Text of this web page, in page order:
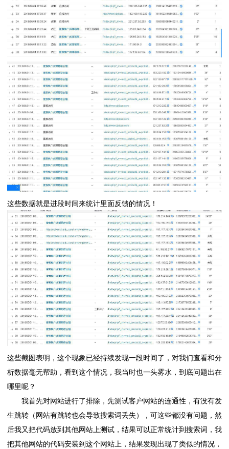
这些数据就是进段时间来统计里面反馈的情况！
这些截图表明，这个现象已经持续发现一段时间了，对我们查看和分
析数据毫无帮助，看到这个情况，我当时也一头雾水，到底问题出在
哪里呢？
我首先对网站进行了排除，先测试客户网站的连通性，有没有发
生跳转（网站有跳转也会导致搜索词丢失），可这些都没有问题，然
后我又把代码放到其他网站上测试，结果可以正常统计到搜索词，我
把其他网站的代码安装到这个网站上，结果发现出现了类似的情况，